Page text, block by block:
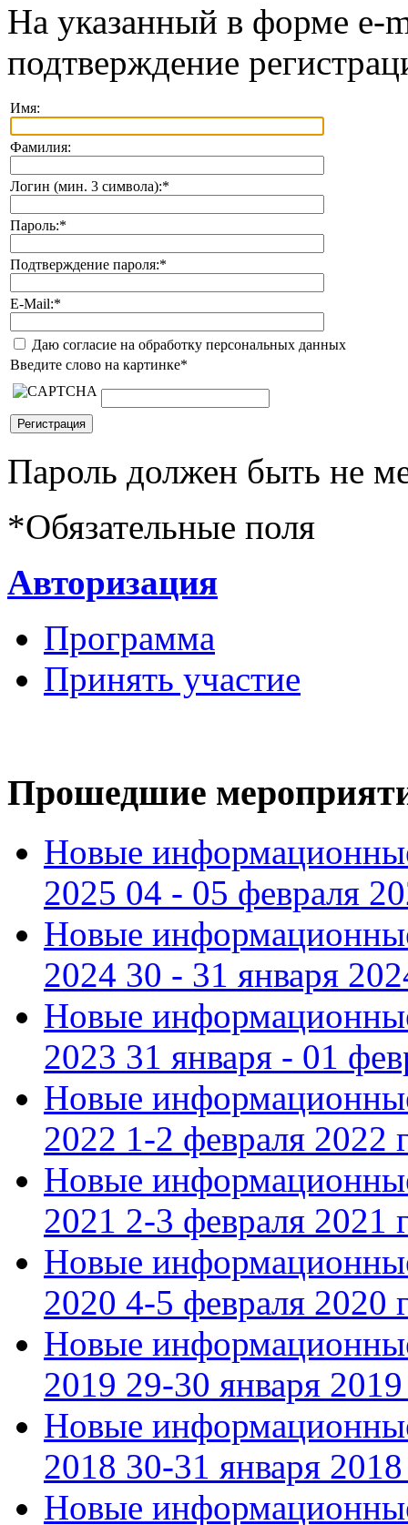
На указанный в форме e-
подтверждение
Имя:
Фамилия:
Логин (мин. 3 символа):*
Пароль:*
Подтверждение пароля:*
E-Mail:*
Даю согласие на обработку персональных данных
Введите слово на картинке*
Пароль должен быть не
*Обязательные поля
Авторизация
Программа
Принять участие
Прошедшие
Новые
2025 04 - 05 февраля
Новые
2024 30 - 31 января
Новые
2023 31 января - 01
Новые
2022 1-2 февраля 2022
Новые
2021 2-3 февраля 2021
Новые
2020 4-5 февраля 2020
Новые
2019 29-30 января 2019
Новые
2018 30-31 января 2018
Новые